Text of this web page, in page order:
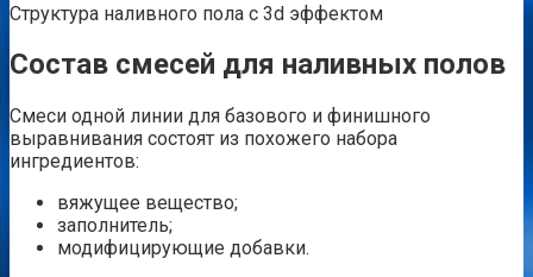
Структура наливного пола с 3d эффектом
Состав смесей для наливных полов
Смеси одной линии для базового и финишного
выравнивания состоят из похожего набора
ингредиентов:
вяжущее вещество;
заполнитель;
модифицирующие добавки.